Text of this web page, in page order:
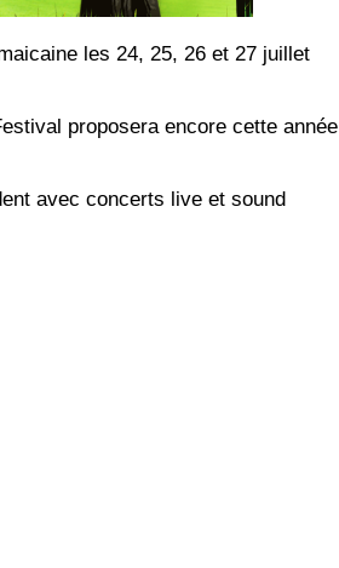
les 24, 25, 26 et 27 juillet
proposera encore cette année
avec concerts live et sound